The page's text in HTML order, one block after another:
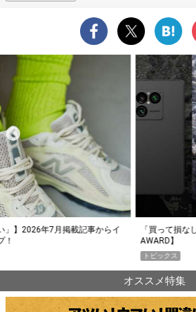
「買って損なし」の極上スマホ5選【
オススメ特集